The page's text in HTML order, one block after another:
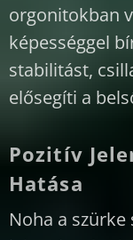
orgonitokban
képességgel
stabilitást,
elősegíti a
Pozitív
Hatása
Noha a